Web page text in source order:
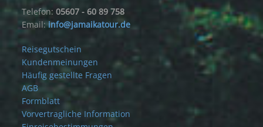
Telefon:05607 - 60 89 758
Email:info@jamaikatour.de
Reisegutschein
Kundenmeinungen
Häufig gestellte Fragen
AGB
Formblatt
Vorvertragliche Information